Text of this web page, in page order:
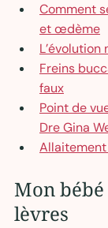
Comment
et œdème
Freins
faux
Point de
Dre Gina
Mon
lèvres